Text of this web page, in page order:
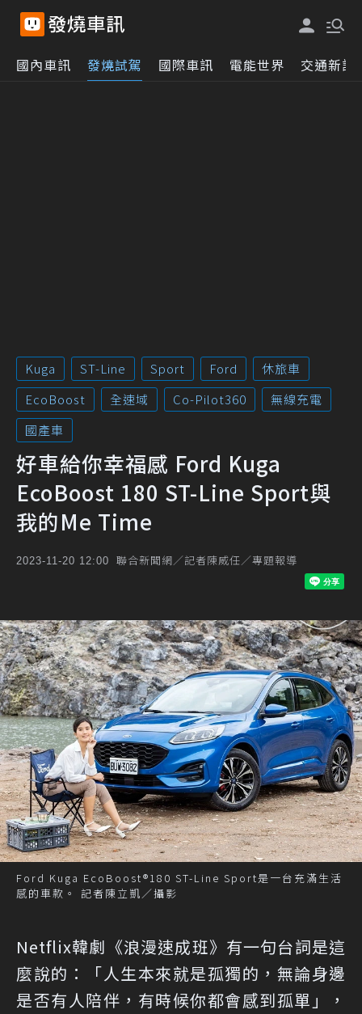
國內車訊 發燒試駕 國際車訊 電能世界 交通新訊
Kuga ST-Line Sport Ford
休旅車
EcoBoost
全速域 Co-Pilot360
無線充電
國產車
好車給你幸福感 Ford Kuga
EcoBoost 180 ST-Line Sport與
我的Me Time
2023-11-20 12:00 聯合新聞網／記者陳威任／專題報導
Ford Kuga EcoBoost®180 ST-Line Sport是一台充滿生活
感的車款。 記者陳立凱／攝影
Netflix韓劇《浪漫速成班》有一句台詞是這
麼說的：「人生本來就是孤獨的，無論身邊
是否有人陪伴，有時候你都會感到孤單」，